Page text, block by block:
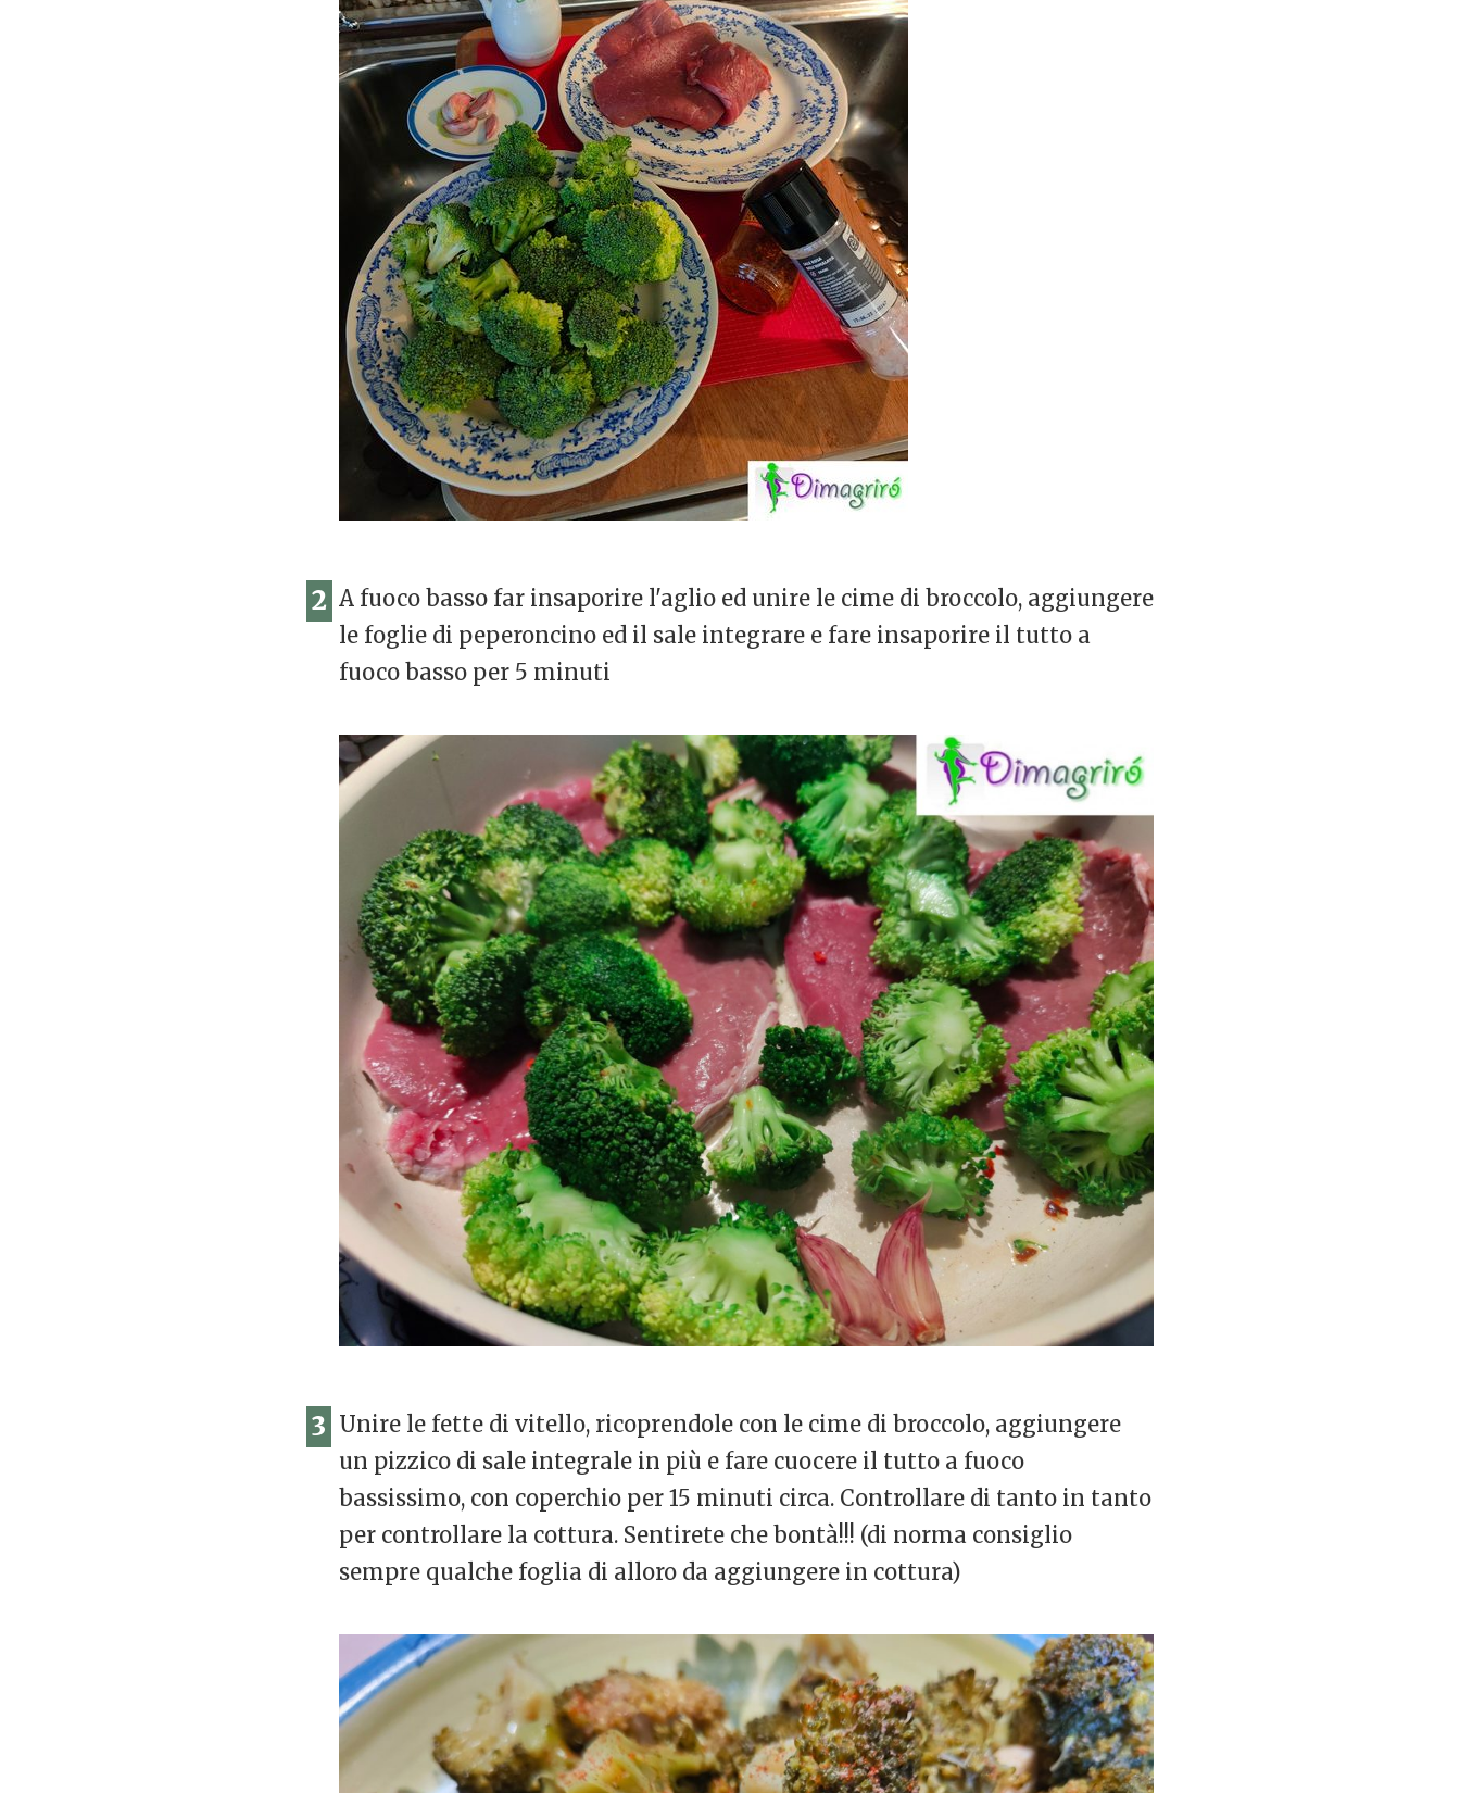
2 A fuoco basso far insaporire l'aglio ed unire le cime di broccolo, aggiungere
le foglie di peperoncino ed il sale integrare e fare insaporire il tutto a
fuoco basso per 5 minuti
3 Unire le fette di vitello, ricoprendole con le cime di broccolo, aggiungere
un pizzico di sale integrale in più e fare cuocere il tutto a fuoco
bassissimo, con coperchio per 15 minuti circa. Controllare di tanto in tanto
per controllare la cottura. Sentirete che bontà!!! (di norma consiglio
sempre qualche foglia di alloro da aggiungere in cottura)